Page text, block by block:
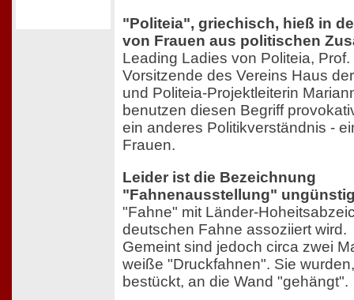
"Politeia", griechisch, hieß in
von Frauen aus politischen
Leading Ladies von Politeia,
Vorsitzende des Vereins Haus
und Politeia-Projektleiterin
benutzen diesen Begriff
ein anderes Politikverständnis -
Frauen.
Leider ist die Bezeichnung
"Fahnenausstellung"
"Fahne" mit Länder-
deutschen Fahne assoziiert wird.
Gemeint sind jedoch circa zwei
weiße "Druckfahnen". Sie
bestückt, an die Wand "gehängt".